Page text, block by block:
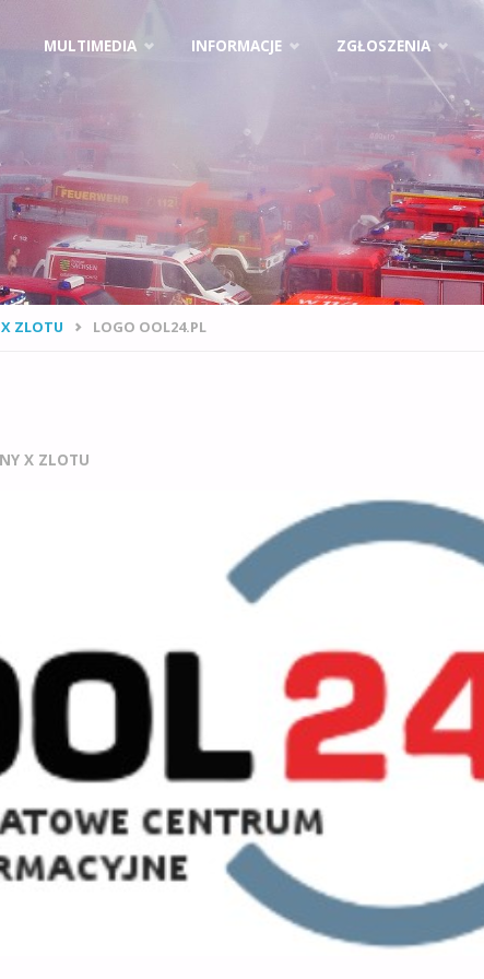
do
MULTIMEDIA INFORMACJE ZGŁOSZENIA
ZLOTU LOGO OOL24.PL
X ZLOTU